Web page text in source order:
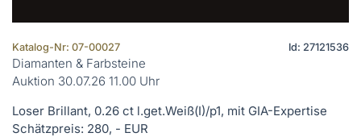
Katalog-Nr: 07-00027 Id: 27121536
Diamanten & Farbsteine
Auktion 30.07.26 11.00 Uhr
Loser Brillant, 0.26 ct l.get.Weiß(I)/p1, mit GIA-Expertise
Schätzpreis: 280, - EUR